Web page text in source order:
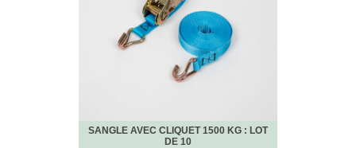
SANGLE AVEC CLIQUET 1500 KG : LOT
DE 10